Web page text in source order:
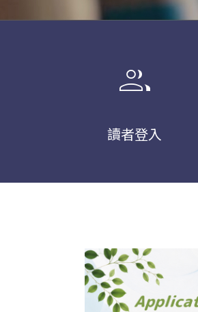
group
讀者登入